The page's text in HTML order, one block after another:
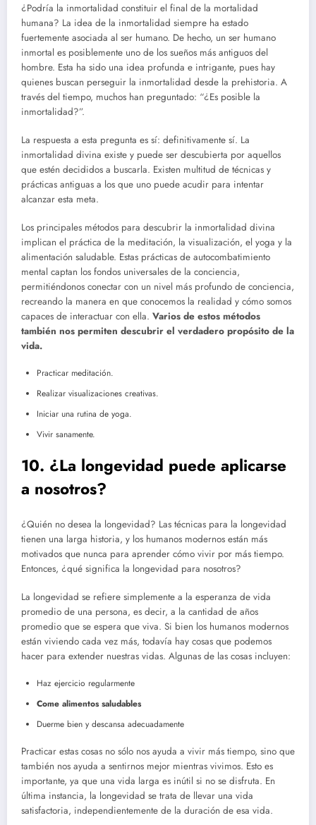
¿Podría la inmortalidad constituir el final de la mortalidad
humana? La idea de la inmortalidad siempre ha estado
fuertemente asociada al ser humano. De hecho, un ser humano
inmortal es posiblemente uno de los sueños más antiguos del
hombre. Esta ha sido una idea profunda e intrigante, pues hay
quienes buscan perseguir la inmortalidad desde la prehistoria. A
través del tiempo, muchos han preguntado: “¿Es posible la
inmortalidad?”.
La respuesta a esta pregunta es sí: definitivamente sí. La
inmortalidad divina existe y puede ser descubierta por aquellos
que estén decididos a buscarla. Existen multitud de técnicas y
prácticas antiguas a los que uno puede acudir para intentar
alcanzar esta meta.
Los principales métodos para descubrir la inmortalidad divina
implican el práctica de la meditación, la visualización, el yoga y la
alimentación saludable. Estas prácticas de autocombatimiento
mental captan los fondos universales de la conciencia,
permitiéndonos conectar con un nivel más profundo de conciencia,
recreando la manera en que conocemos la realidad y cómo somos
capaces de interactuar con ella. Varios de estos métodos
también nos permiten descubrir el verdadero propósito de la
vida.
Practicar meditación.
Realizar visualizaciones creativas.
Iniciar una rutina de yoga.
Vivir sanamente.
10. ¿La longevidad puede aplicarse
a nosotros?
¿Quién no desea la longevidad? Las técnicas para la longevidad
tienen una larga historia, y los humanos modernos están más
motivados que nunca para aprender cómo vivir por más tiempo.
Entonces, ¿qué significa la longevidad para nosotros?
La longevidad se refiere simplemente a la esperanza de vida
promedio de una persona, es decir, a la cantidad de años
promedio que se espera que viva. Si bien los humanos modernos
están viviendo cada vez más, todavía hay cosas que podemos
hacer para extender nuestras vidas. Algunas de las cosas incluyen:
Haz ejercicio regularmente
Come alimentos saludables
Duerme bien y descansa adecuadamente
Practicar estas cosas no sólo nos ayuda a vivir más tiempo, sino que
también nos ayuda a sentirnos mejor mientras vivimos. Esto es
importante, ya que una vida larga es inútil si no se disfruta. En
última instancia, la longevidad se trata de llevar una vida
satisfactoria, independientemente de la duración de esa vida.